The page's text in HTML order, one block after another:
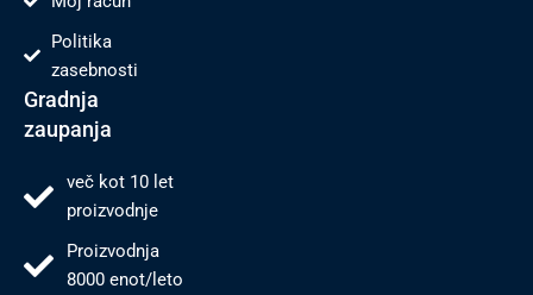
Politika
zasebnosti
Gradnja
zaupanja
več kot 10 let
proizvodnje
Proizvodnja
8000 enot/leto